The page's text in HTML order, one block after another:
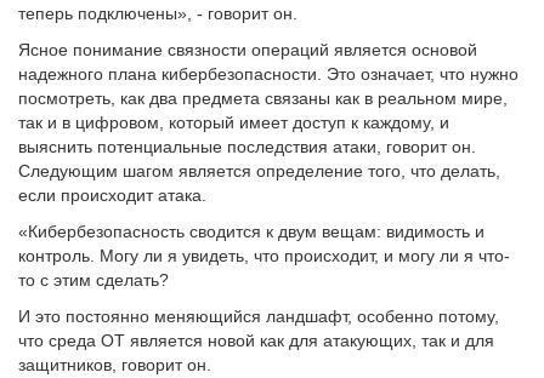
теперь подключены», - говорит он.
Ясное понимание связности операций является основой
надежного плана кибербезопасности. Это означает, что нужно
посмотреть, как два предмета связаны как в реальном мире,
так и в цифровом, который имеет доступ к каждому, и
выяснить потенциальные последствия атаки, говорит он.
Следующим шагом является определение того, что делать,
если происходит атака.
«Кибербезопасность сводится к двум вещам: видимость и
контроль. Могу ли я увидеть, что происходит, и могу ли я что-
то с этим сделать?
И это постоянно меняющийся ландшафт, особенно потому,
что среда OT является новой как для атакующих, так и для
защитников, говорит он.